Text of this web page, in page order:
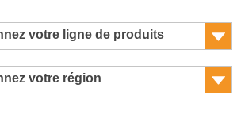
votre ligne de produits
votre région